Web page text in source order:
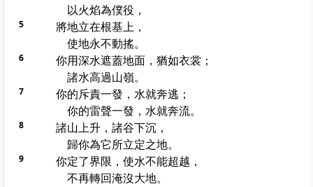
以火焰為僕役，
5
將地立在根基上，
使地永不動搖。
6
你用深水遮蓋地面，猶如衣裳；
諸水高過山嶺。
7
你的斥責一發，水就奔逃；
你的雷聲一發，水就奔流。
8
諸山上升，諸谷下沉，
歸你為它所立定之地。
9
你定了界限，使水不能超越，
不再轉回淹沒大地。